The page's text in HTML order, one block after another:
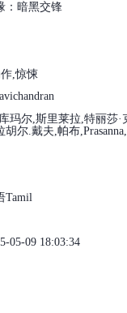
：暗黑交锋
,惊悚
玛尔,斯里莱拉,特丽莎·
胡尔.戴夫,帕布
Tamil
05-09 18:03:34